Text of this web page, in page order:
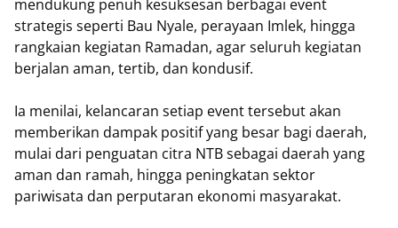
mendukung penuh kesuksesan berbagai event
strategis seperti Bau Nyale, perayaan Imlek, hingga
rangkaian kegiatan Ramadan, agar seluruh kegiatan
berjalan aman, tertib, dan kondusif.
Ia menilai, kelancaran setiap event tersebut akan
memberikan dampak positif yang besar bagi daerah,
mulai dari penguatan citra NTB sebagai daerah yang
aman dan ramah, hingga peningkatan sektor
pariwisata dan perputaran ekonomi masyarakat.